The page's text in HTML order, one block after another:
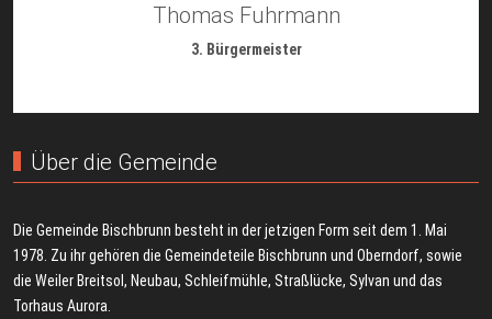
Thomas Fuhrmann
3. Bürgermeister
Über die Gemeinde
Die Gemeinde Bischbrunn besteht in der jetzigen Form seit dem 1. Mai
1978. Zu ihr gehören die Gemeindeteile Bischbrunn und Oberndorf, sowie
die Weiler Breitsol, Neubau, Schleifmühle, Straßlücke, Sylvan und das
Torhaus Aurora.